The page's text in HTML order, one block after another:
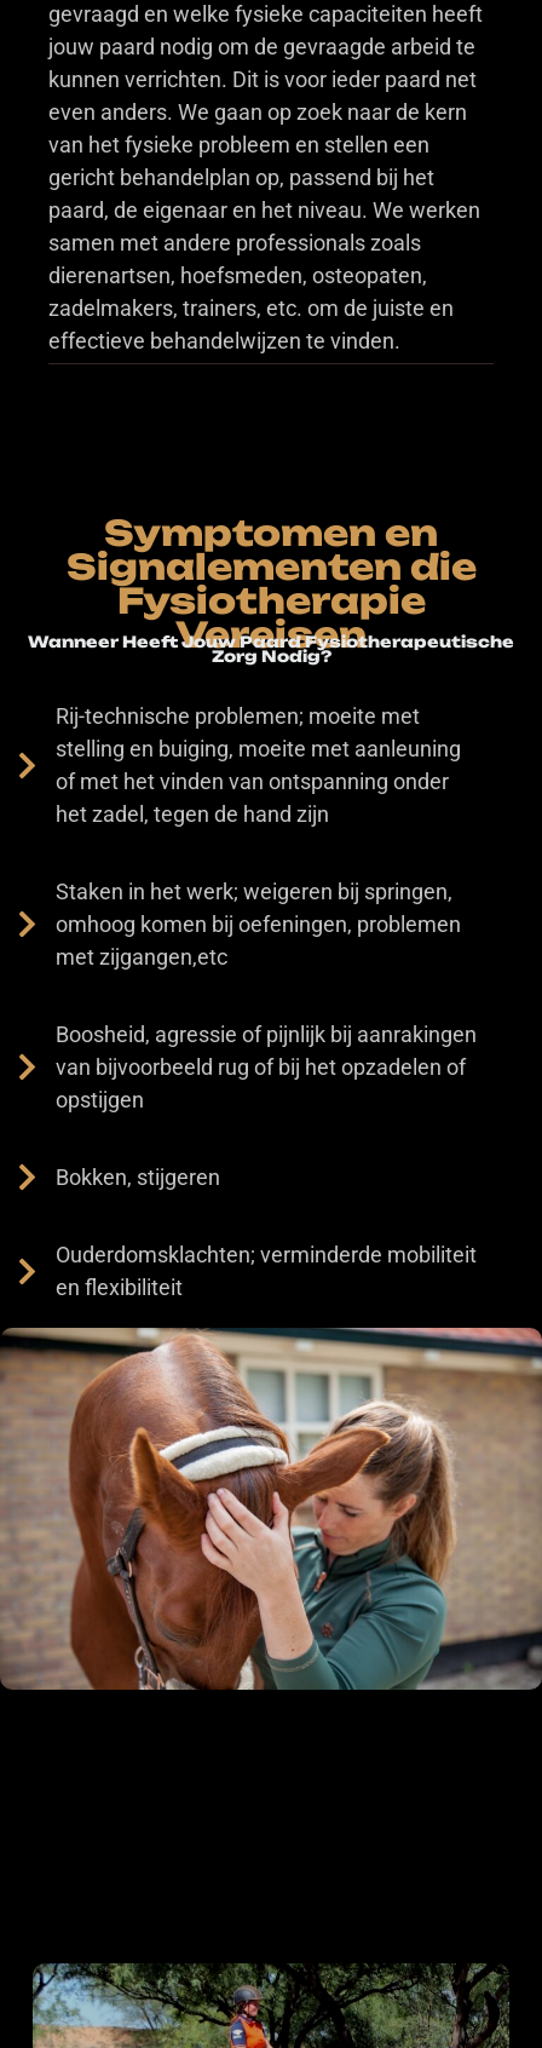
gevraagd en welke fysieke capaciteiten heeft
jouw paard nodig om de gevraagde arbeid te
kunnen verrichten. Dit is voor ieder paard net
even anders. We gaan op zoek naar de kern
van het fysieke probleem en stellen een
gericht behandelplan op, passend bij het
paard, de eigenaar en het niveau. We werken
samen met andere professionals zoals
dierenartsen, hoefsmeden, osteopaten,
zadelmakers, trainers, etc. om de juiste en
effectieve behandelwijzen te vinden.
Symptomen en
Signalementen die
Fysiotherapie
Vereisen
Wanneer Heeft Jouw Paard Fysiotherapeutische
Zorg Nodig?
Rij-technische problemen; moeite met
stelling en buiging, moeite met aanleuning
of met het vinden van ontspanning onder
het zadel, tegen de hand zijn
Staken in het werk; weigeren bij springen,
omhoog komen bij oefeningen, problemen
met zijgangen,etc
Boosheid, agressie of pijnlijk bij aanrakingen
van bijvoorbeeld rug of bij het opzadelen of
opstijgen
Bokken, stijgeren
Ouderdomsklachten; verminderde mobiliteit
en flexibiliteit